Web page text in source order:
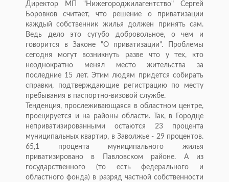
Директор МП "Нижегороджилагентство" Сергей
Боровков считает, что решение о приватизации
каждый собственник жилья должен принять сам.
Ведь дело это сугубо добровольное, о чем и
говорится в Законе "О приватизации". Проблемы
сегодня могут возникнуть разве что у тех, кто
неоднократно менял место жительства за
последние 15 лет. Этим людям придется собирать
справки, подтверждающие регистрацию по месту
пребывания в паспортно-визовой службе.
Тенденция, прослеживающаяся в областном центре,
проецируется и на районы области. Так, в Городце
неприватизированными остаются 23 процента
муниципальных квартир, в Заволжье - 29 процентов.
65,1 процента муниципального жилья
приватизировано в Павловском районе. А из
государственного (то есть федерального и
областного фонда) в разряд частной собственности